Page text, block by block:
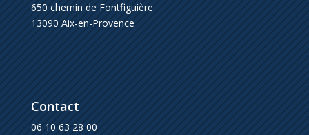
650 chemin de Fontfiguière
13090 Aix-en-Provence
Contact
06 10 63 28 00